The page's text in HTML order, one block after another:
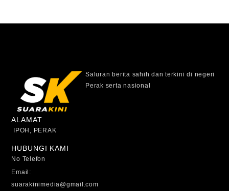
Saluran berita sahih dan terkini di negeri
Perak serta nasional
ALAMAT
IPOH, PERAK
HUBUNGI KAMI
No Telefon
Email:
suarakinimedia@gmail.com